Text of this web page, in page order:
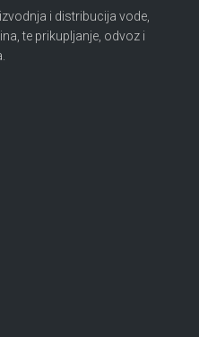
i distribucija vode,
te prikupljanje, odvoz i